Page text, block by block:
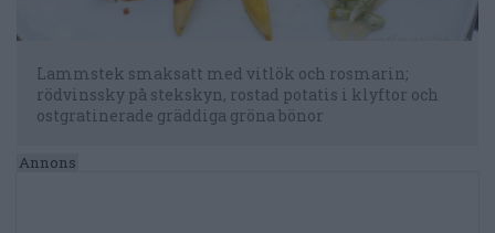
Lammstek smaksatt med vitlök och rosmarin;
rödvinssky på stekskyn, rostad potatis i klyftor och
ostgratinerade gräddiga gröna bönor